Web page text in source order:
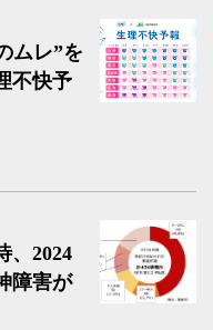
ムレ”を
不快予
、2024
障害が